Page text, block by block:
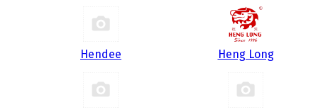
Hendee Heng Long